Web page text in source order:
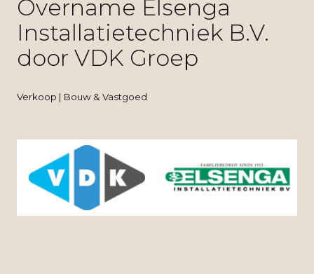
Overname Elsenga
Installatietechniek B.V.
door VDK Groep
Verkoop | Bouw & Vastgoed